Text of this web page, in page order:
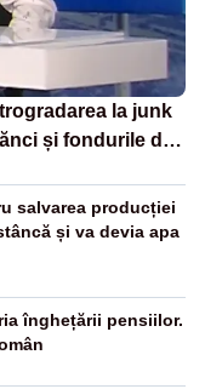
la junk
și fondurile de
salvarea producției
și va devia apa
înghețării pensiilor.